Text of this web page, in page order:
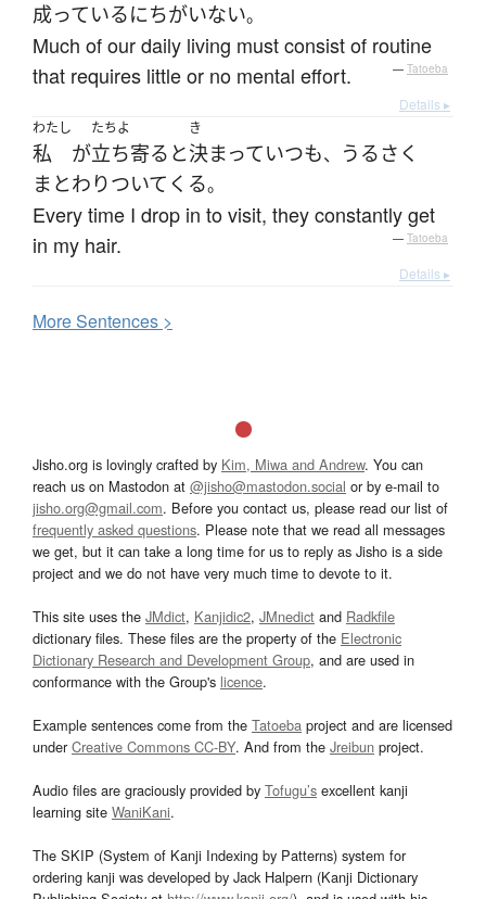
成っているにちがいない。
Much of our daily living must consist of routine
that requires little or no mental effort.
— Tatoeba
Details ▸
わたし
私 が
たちよ
立ち寄る と
き
決まっていつも、
うるさく
まとわりついて くる。
Every time I drop in to visit, they constantly get
in my hair.
— Tatoeba
Details ▸
MoreSentences >
Jisho.org is lovingly crafted by Kim, Miwa and Andrew. You can
reach us on Mastodon at @jisho@mastodon.social or by e-mail to
jisho.org@gmail.com. Before you contact us, please read our list of
frequently asked questions. Please note that we read all messages
we get, but it can take a long time for us to reply as Jisho is a side
project and we do not have very much time to devote to it.
This site uses the JMdict, Kanjidic2, JMnedict and Radkfile
dictionary files. These files are the property of the Electronic
Dictionary Research and Development Group, and are used in
conformance with the Group's licence.
Example sentences come from the Tatoeba project and are licensed
underCreative Commons CC-BY. And from the Jreibun project.
Audio files are graciously provided by Tofugu’s excellent kanji
learning site WaniKani.
The SKIP (System of Kanji Indexing by Patterns) system for
ordering kanji was developed by Jack Halpern (Kanji Dictionary